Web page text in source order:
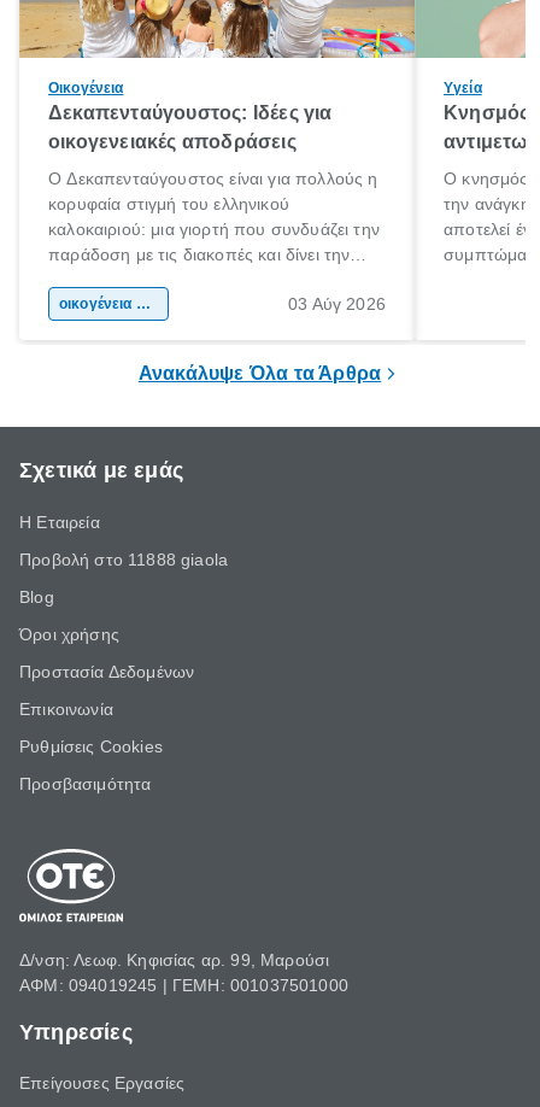
Οικογένεια
Δεκαπενταύγουστος: Ιδέες για
οικογενειακές αποδράσεις
Ο Δεκαπενταύγουστος είναι για πολλούς η
κορυφαία στιγμή του ελληνικού
καλοκαιριού: μια γιορτή που συνδυάζει την
παράδοση με τις διακοπές και δίνει την
χώρας. Είτε πρόκειται για λίγες μέρες
οικογένεια & παιδί 03 Αύγ 2026
Υγεία
Κνησμός:
Ο κνησμός
την ανάγκη
αποτελεί
Ανακάλυψε Όλα τα Άρθρα
Σχετικά με εμάς
Η Εταιρεία
Προβολή στο 11888 giaola
Blog
Όροι χρήσης
Προστασία Δεδομένων
Επικοινωνία
Ρυθμίσεις Cookies
Προσβασιμότητα
Δ/νση: Λεωφ. Κηφισίας αρ. 99, Μαρούσι
ΑΦΜ: 094019245 | ΓΕΜΗ: 001037501000
Υπηρεσίες
Επείγουσες Εργασίες